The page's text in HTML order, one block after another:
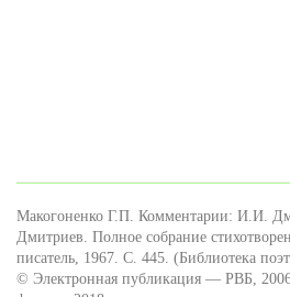
Макогоненко Г.П. Комментарии: И.И.
Дмитриев. Полное собрание
писатель, 1967. С. 445. (Библиотека
© Электронная публикация — РВБ,